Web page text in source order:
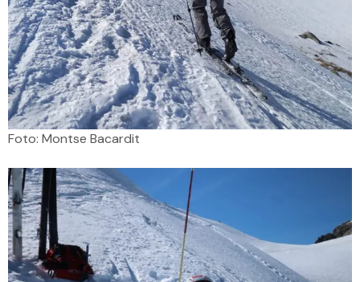
Foto: Montse Bacardit